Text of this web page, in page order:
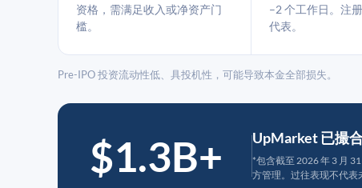
资格，需满足收入或净资产门
槛。
–2 个工作日。注
代表。
Pre-IPO 投资流动性低、具投机性，可能导致本金全部损失。
$1.3B+ UpMarket 已撮
*包含截至 2026 年 3 月
方管理。过往表现不代表